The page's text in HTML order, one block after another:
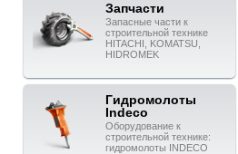
Запчасти
Запасные части к
строительной технике
HITACHI, KOMATSU,
HIDROMEK
Гидромолоты
Indeco
Оборудование к
строительной технике:
гидромолоты INDECO